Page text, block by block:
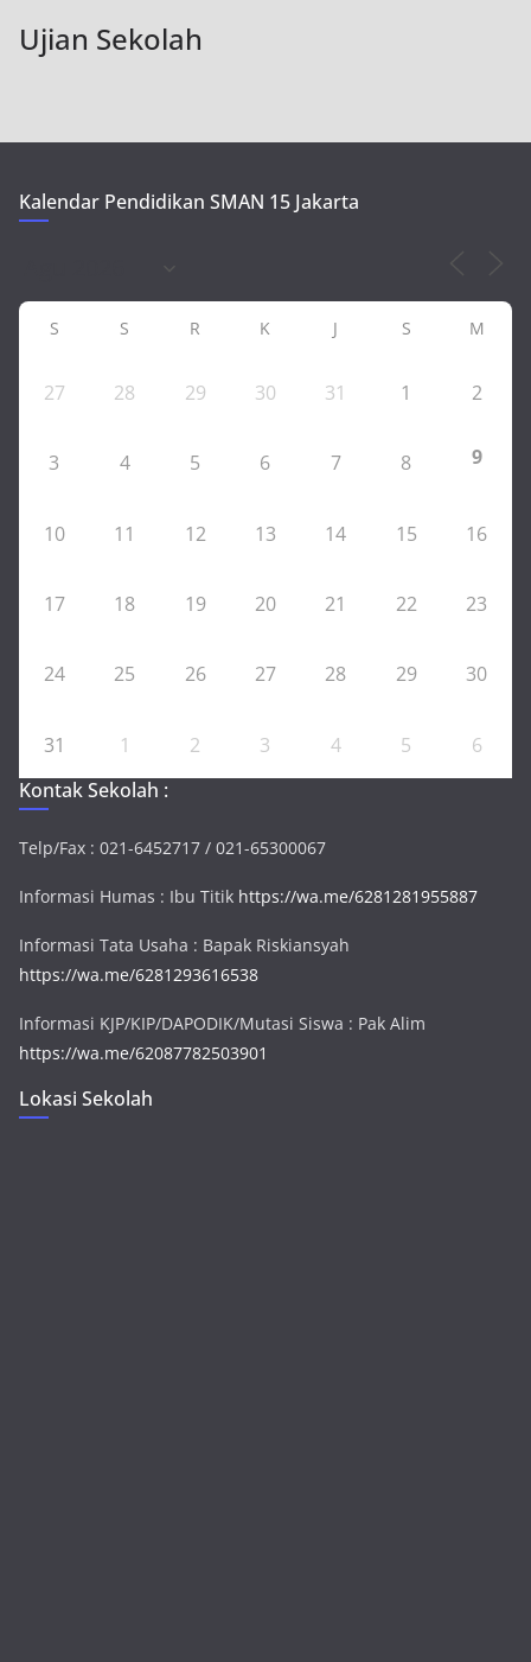
Ujian Sekolah
Kalendar Pendidikan SMAN 15 Jakarta
S S R K J S M
27 28 29 30 31 1 2
3 4 5 6 7 8 9
10 11 12 13 14 15 16
17 18 19 20 21 22 23
24 25 26 27 28 29 30
31 1 2 3 4 5
6
Kontak Sekolah :
Telp/Fax : 021-6452717 / 021-65300067
Informasi Humas : Ibu Titik https://wa.me/6281281955887
Informasi Tata Usaha : Bapak Riskiansyah
https://wa.me/6281293616538
Informasi KJP/KIP/DAPODIK/Mutasi Siswa : Pak Alim
https://wa.me/62087782503901
Lokasi Sekolah